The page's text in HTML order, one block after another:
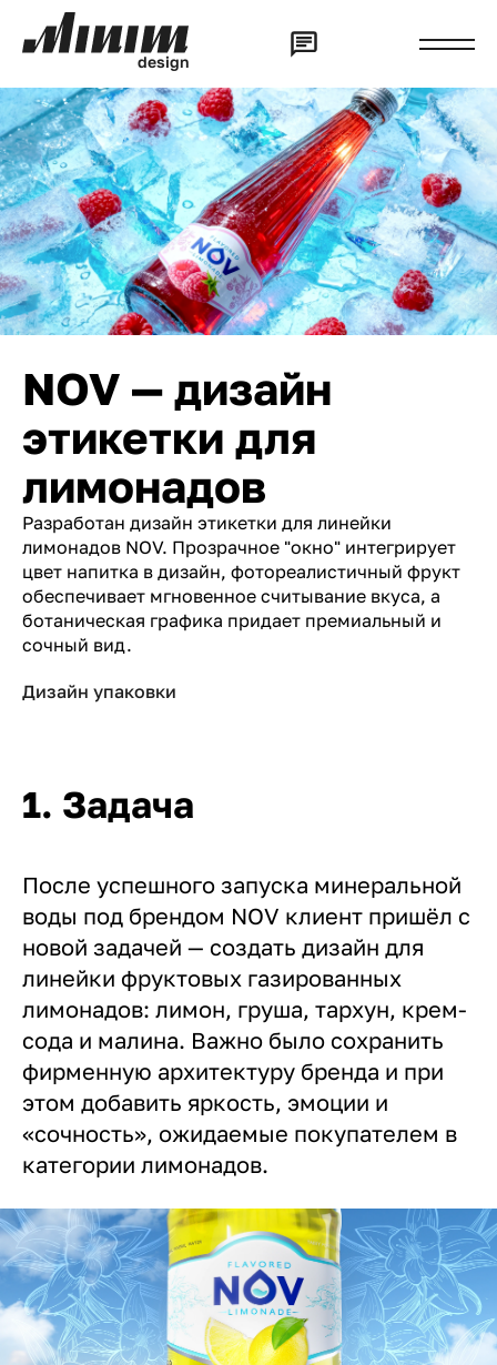
design
NOV — дизайн
этикетки для
лимонадов
Разработан дизайн этикетки для линейки
лимонадов NOV. Прозрачное "окно" интегрирует
цвет напитка в дизайн, фотореалистичный фрукт
обеспечивает мгновенное считывание вкуса, а
ботаническая графика придает премиальный и
сочный вид.
Дизайн упаковки
1. Задача
После успешного запуска минеральной
воды под брендом NOV клиент пришёл с
новой задачей — создать дизайн для
линейки фруктовых газированных
лимонадов: лимон, груша, тархун, крем-
сода и малина. Важно было сохранить
фирменную архитектуру бренда и при
этом добавить яркость, эмоции и
«сочность», ожидаемые покупателем в
категории лимонадов.